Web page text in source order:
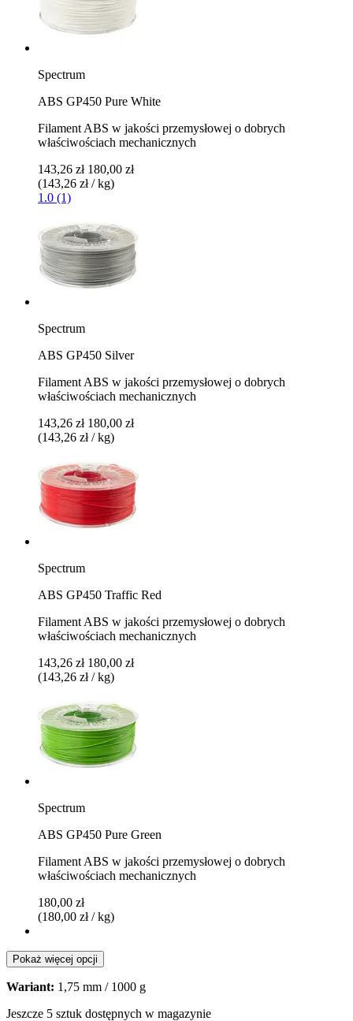
Spectrum
ABS GP450 Pure White
Filament ABS w jakości przemysłowej o dobrych
właściwościach mechanicznych
143,26 zł 180,00 zł
(143,26 zł / kg)
1.0 (1)
Spectrum
ABS GP450 Silver
Filament ABS w jakości przemysłowej o dobrych
właściwościach mechanicznych
143,26 zł 180,00 zł
(143,26 zł / kg)
Spectrum
ABS GP450 Traffic Red
Filament ABS w jakości przemysłowej o dobrych
właściwościach mechanicznych
143,26 zł 180,00 zł
(143,26 zł / kg)
Spectrum
ABS GP450 Pure Green
Filament ABS w jakości przemysłowej o dobrych
właściwościach mechanicznych
180,00 zł
(180,00 zł / kg)
Pokaż więcej opcji
Wariant: 1,75 mm / 1000 g
Jeszcze 5 sztuk dostępnych w magazynie